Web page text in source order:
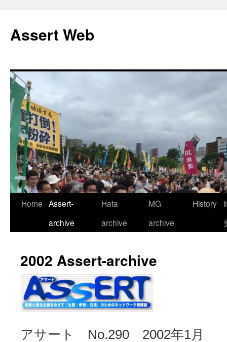
テ
ン
ス
キ
ッ
プ
Assert Web
Home Assert-
archive
Hata
archive
MG
archive
History
2002 Assert-archive
アサート No.290 2002年1月